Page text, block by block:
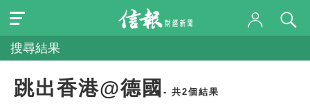
搜尋結果
跳出香港@德國 - 共2個結果